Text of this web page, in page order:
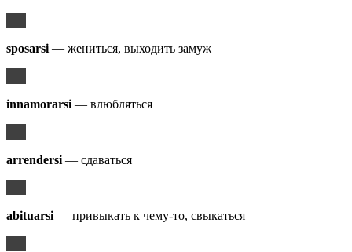
sposarsi — жениться, выходить замуж
innamorarsi — влюбляться
arrendersi — сдаваться
abituarsi — привыкать к чему-то, свыкаться